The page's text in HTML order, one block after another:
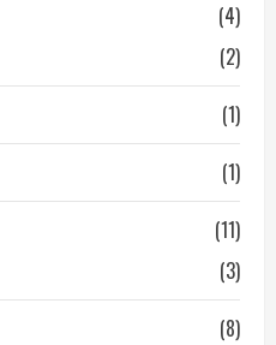
(4)
(2)
(1)
(1)
(11)
(3)
(8)